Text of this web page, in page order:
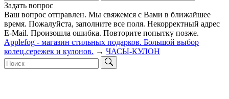
Задать вопрос
Ваш вопрос отправлен. Мы свяжемся с Вами в ближайшее
время. Пожалуйста, заполните все поля. Некорректный адрес
E-Mail. Произошла ошибка. Повторите попытку позже.
Applefog - магазин стильных подарков. Большой выбор
колец,сережек и кулонов. → ЧАСЫ-КУЛОН